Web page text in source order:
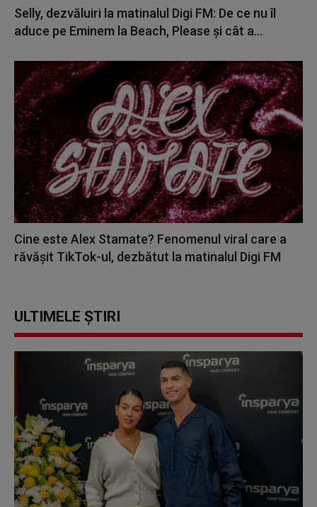
Selly, dezvăluiri la matinalul Digi FM: De ce nu îl
aduce pe Eminem la Beach, Please și cât a...
Cine este Alex Stamate? Fenomenul viral care a
răvășit TikTok-ul, dezbătut la matinalul Digi FM
ULTIMELE ȘTIRI